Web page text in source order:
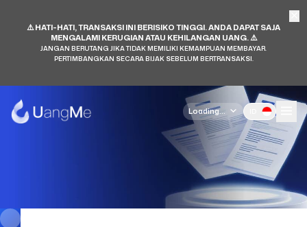
⚠️ HATI-HATI, TRANSAKSI INI BERISIKO TINGGI. ANDA DAPAT SAJA
MENGALAMI KERUGIAN ATAU KEHILANGAN UANG. ⚠️
JANGAN BERUTANG JIKA TIDAK MEMILIKI KEMAMPUAN MEMBAYAR.
PERTIMBANGKAN SECARA BIJAK SEBELUM BERTRANSAKSI.
Loading...